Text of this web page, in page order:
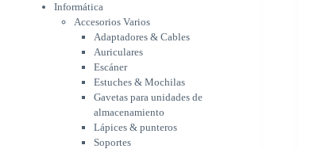
Lápices & punteros
Soportes
WebCam
Componentes para PC
Fuentes
Gabinetes
Kit Mouses & Teclados
Memoria RAM
Monitores
Informática
Accesorios Varios
Adaptadores & Cables
Auriculares
Escáner
Estuches & Mochilas
Gavetas para unidades de
almacenamiento
Lápices & punteros
Soportes